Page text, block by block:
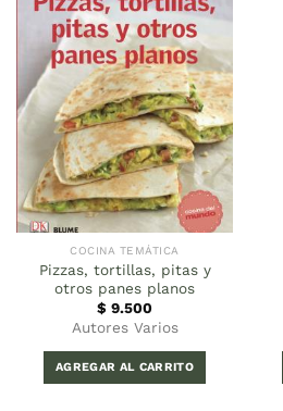
COCINA TEMÁTICA
Pizzas, tortillas, pitas y
otros panes planos
$ 9.500
Autores Varios
AGREGAR AL CARRITO